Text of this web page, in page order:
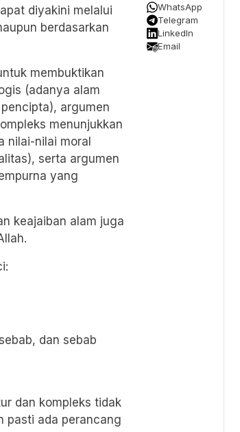
diyakini melalui
berdasarkan
membuktikan
(adanya alam
argumen
menunjukkan
nilai-nilai moral
serta argumen
yang
keajaiban alam juga
dan sebab
dan kompleks tidak
pasti ada perancang
WhatsApp
Telegram
LinkedIn
Email